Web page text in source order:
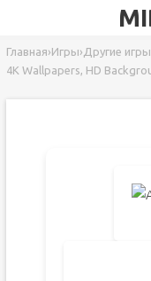
Главная›Игры› Другие игры
4K Wallpapers, HD